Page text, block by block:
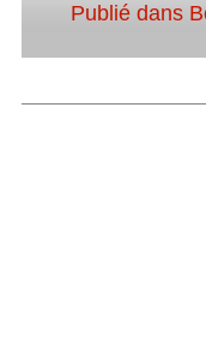
Publié dans